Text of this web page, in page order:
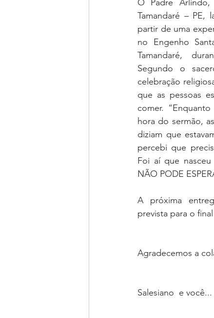
O Padre
Tamandaré – PE,
partir de uma
no Engenho
Tamandaré,
Segundo o
celebração
que as pessoas
comer.
hora do sermão,
diziam que
percebi que
Foi aí que
NÃO PODE
A próxima
prevista para o
Agradecemos a
Salesiano  e